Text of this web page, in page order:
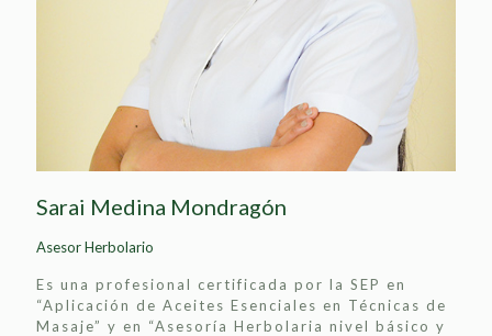
Sarai Medina Mondragón
Asesor Herbolario
Es una profesional certificada por la SEP en
“Aplicación de Aceites Esenciales en Técnicas de
Masaje” y en “Asesoría Herbolaria nivel básico y